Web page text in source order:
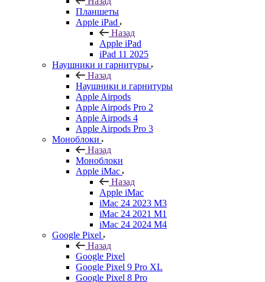
Планшеты
Apple iPad
Назад
Apple iPad
iPad 11 2025
Наушники и гарнитуры
Назад
Наушники и гарнитуры
Apple Airpods
Apple Airpods Pro 2
Apple Airpods 4
Apple Airpods Pro 3
Моноблоки
Назад
Моноблоки
Apple iMac
Назад
Apple iMac
iMac 24 2023 M3
iMac 24 2021 M1
iMac 24 2024 M4
Google Pixel
Назад
Google Pixel
Google Pixel 9 Pro XL
Google Pixel 8 Pro